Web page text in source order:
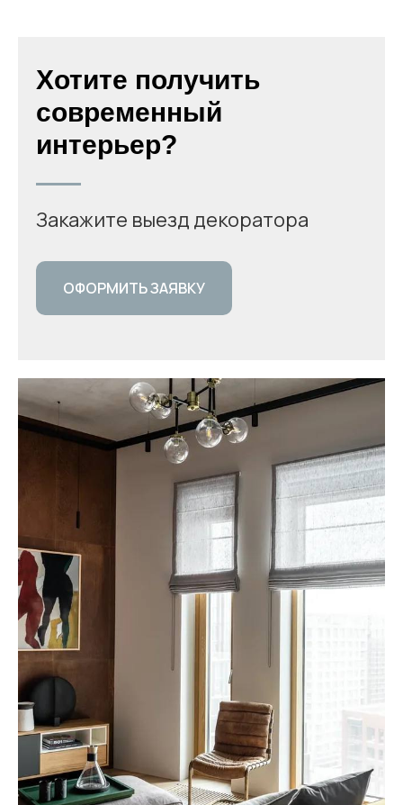
Хотите получить
современный
интерьер?
Закажите выезд декоратора
ОФОРМИТЬ ЗАЯВКУ